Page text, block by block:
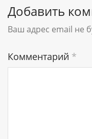
Добавить
Ваш адрес email не
Комментарий *